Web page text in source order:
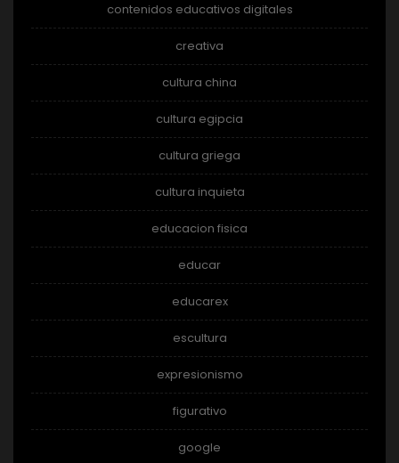
contenidos educativos digitales
creativa
cultura china
cultura egipcia
cultura griega
cultura inquieta
educacion fisica
educar
educarex
escultura
expresionismo
figurativo
google